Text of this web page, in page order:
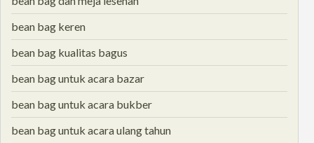
bean bag keren
bean bag kualitas bagus
bean bag untuk acara bazar
bean bag untuk acara bukber
bean bag untuk acara ulang tahun